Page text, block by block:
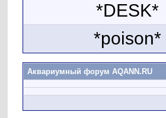
*DESK*
*poison*
Аквариумный форум AQANN.RU